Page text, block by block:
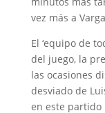
vez más a
El ‘equipo de
del juego, la
las ocasiones
desviado de
en este partido